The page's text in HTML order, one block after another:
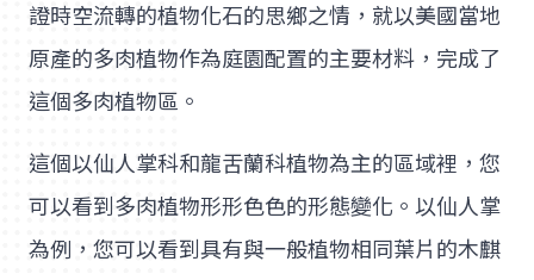
證時空流轉的植物化石的思鄉之情，就以美國當地
原產的多肉植物作為庭園配置的主要材料，完成了
這個多肉植物區。
這個以仙人掌科和龍舌蘭科植物為主的區域裡，您
可以看到多肉植物形形色色的形態變化。以仙人掌
為例，您可以看到具有與一般植物相同葉片的木麒